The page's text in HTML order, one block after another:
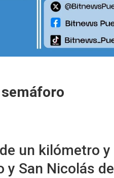
un kilómetro y
y San Nicolás de